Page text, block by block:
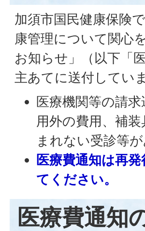
加須市国民健康保険
康管理について関心
お知らせ」（以下「
主あてに送付していま
医療機関等の請
用外の費用、補
まれない受診等が
医療費通知は再
てください。
医療費通知